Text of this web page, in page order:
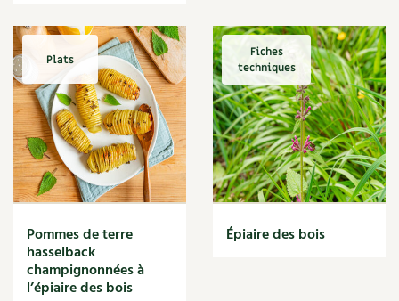
Moutarde
Multiplication
Muret
Muscade
Musique
Narcisse
Nature
Nettoyage
Nichoir
Noisette
Noix
Plats
Pommes de terre
hasselback
champignonnées à
l’épiaire des bois
Fiches
techniques
Épiaire des bois